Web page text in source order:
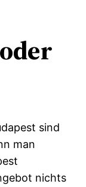
sind
man
nichts